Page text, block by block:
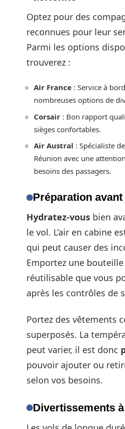
Optez pour des
reconnues pour leur
Parmi les options
trouverez :
Air France : Service à
nombreuses options de
Corsair : Bon rapport
sièges confortables.
Air Austral : Spécialiste
Réunion avec une
besoins des passagers.
Préparation
Hydratez-vous bien
le vol. L’air en cabine
qui peut causer des
Emportez une bouteille
réutilisable que vous
après les contrôles de
Portez des vêtements
superposés. La
peut varier, il est donc
pouvoir ajouter ou
selon vos besoins.
Divertissements